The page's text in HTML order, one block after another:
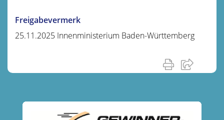
Freigabevermerk
25.11.2025 Innenministerium Baden-Württemberg